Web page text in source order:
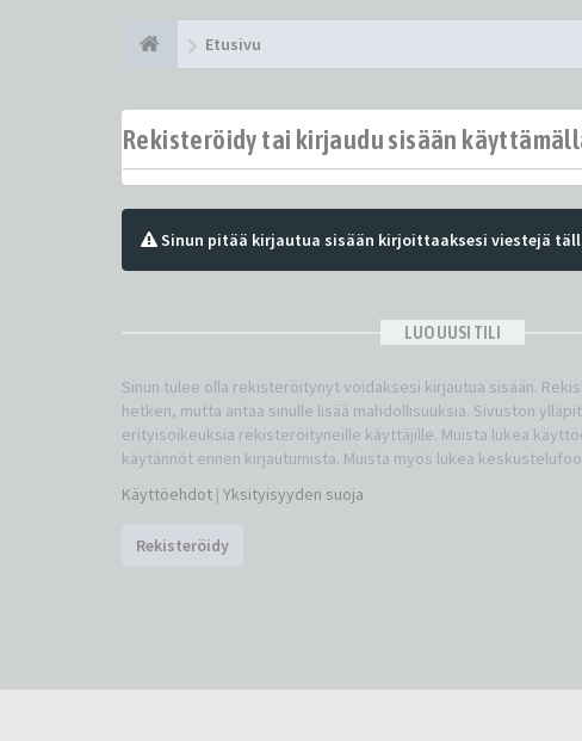
Etusivu
Rekisteröidy tai kirjaudu sisään
Sinun pitää kirjautua sisään kirjoittaaksesi viestejä
LUO UUSI TILI
Sinun tulee olla rekisteröitynyt voidaksesi kirjautua sisään.
hetken, mutta antaa sinulle lisää mahdollisuuksia. Sivuston
erityisoikeuksia rekisteröityneille käyttäjille. Muista lukea
käytännöt ennen kirjautumista. Muista myös lukea
Käyttöehdot | Yksityisyyden suoja
Rekisteröidy